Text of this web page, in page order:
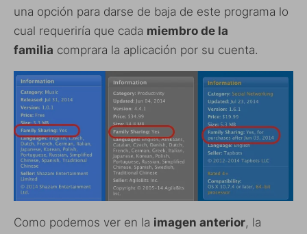
una opción para darse de baja de este programa lo
cual requeriría que cada miembro de la
familia comprara la aplicación por su cuenta.
Como podemos ver en la imagen anterior, la